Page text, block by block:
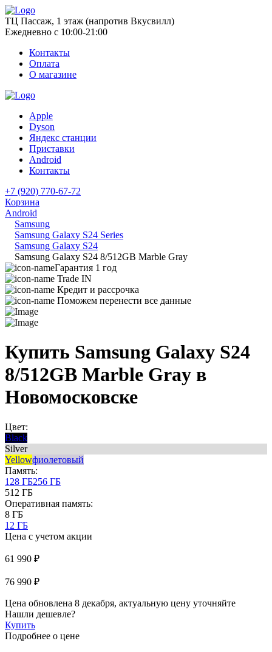
ТЦ Пассаж, 1 этаж (напротив Вкусвилл)
Ежедневно с 10:00-21:00
Контакты
Оплата
О магазине
Apple
Dyson
Яндекс станции
Приставки
Android
Контакты
+7 (920) 770-67-72
Корзина
Android
Samsung
Samsung Galaxy S24 Series
Samsung Galaxy S24
Samsung Galaxy S24 8/512GB Marble Gray
Гарантия 1 год
Trade IN
Кредит и рассрочка
Поможем перенести все данные
Купить Samsung Galaxy S24
8/512GB Marble Gray в
Новомосковске
Цвет:
Black
Silver
Yellowфиолетовый
Память:
128 ГБ256 ГБ
512 ГБ
Оперативная память:
8 ГБ
12 ГБ
Цена с учетом акции
61 990 ₽
76 990 ₽
Цена обновлена 8 декабря, актуальную цену уточняйте
Нашли дешевле?
Купить
Подробнее о цене